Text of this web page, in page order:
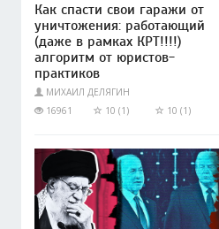
Как спасти свои гаражи от
уничтожения: работающий
(даже в рамках КРТ!!!!)
алгоритм от юристов-
практиков
МИХАИЛ ДЕЛЯГИН
16961
10 (1) 10 (1)